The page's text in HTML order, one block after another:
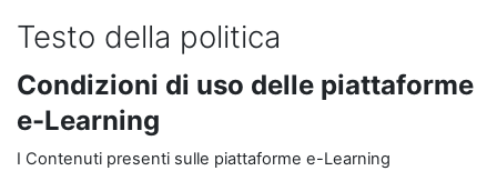
Testo della politica
Condizioni di uso delle piattaforme
e-Learning
I Contenuti presenti sulle piattaforme e-Learning